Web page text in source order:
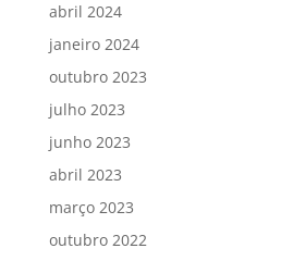
abril 2024
janeiro 2024
outubro 2023
julho 2023
junho 2023
abril 2023
março 2023
outubro 2022